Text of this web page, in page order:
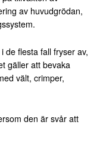
av huvudgrödan,
de flesta fall fryser av,
gäller att bevaka
vält, crimper,
den är svår att